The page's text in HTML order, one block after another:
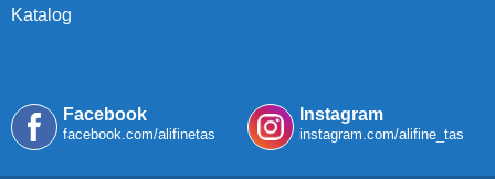
Katalog
Facebook
facebook.com/alifinetas
Instagram
instagram.com/alifine_tas